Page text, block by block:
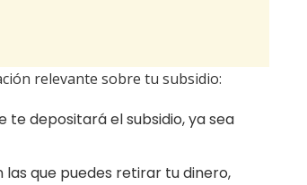
relevante sobre tu subsidio:
te depositará el subsidio, ya sea
que puedes retirar tu dinero,